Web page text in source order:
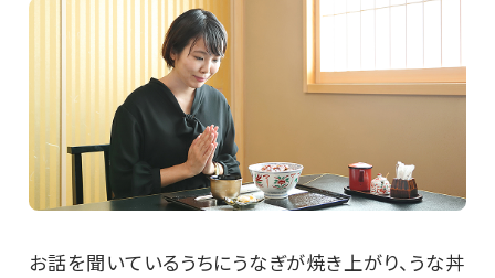
お話を聞いているうちにうなぎが焼き上がり、うな丼